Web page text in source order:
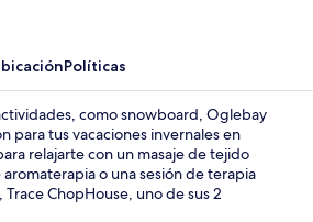
Políticas
como snowboard, Oglebay
para tus vacaciones invernales en
relajarte con un masaje de tejido
o una sesión de terapia
ChopHouse, uno de sus 2